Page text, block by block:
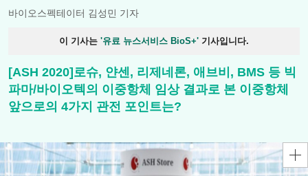
바이오스펙테이터 김성민 기자
이 기사는 '유료 뉴스서비스 BioS+' 기사입니다.
[ASH 2020]로슈, 얀센, 리제네론, 애브비, BMS 등 빅
파마/바이오텍의 이중항체 임상 결과로 본 이중항체
앞으로의 4가지 관전 포인트는?